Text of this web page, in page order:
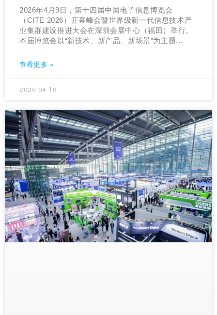
2026年4月9日，第十四届中国电子信息博览会
（CITE 2026）开幕峰会暨世界级新一代信息技术产
业集群建设推进大会在深圳会展中心（福田）举行。
本届博览会以“新技术、新产品、新场景”为主题...
查看更多 »
2026-04-10